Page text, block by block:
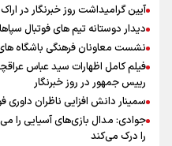
آیین گرامیداشت روز خبرنگار در اراک
دیدار دوستانه تیم های فوتبال
نشست معاونان فرهنگی باشگاه های
فیلم کامل اظهارات سید عباس
رییس جمهور در روز خبرنگار
سمینار دانش افزایی ناظران داوری
جوادی: مدال بازی‌های آسیایی را
را درک می‌کند